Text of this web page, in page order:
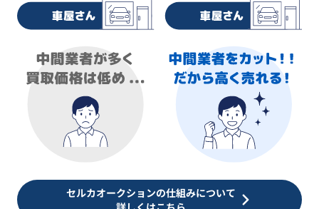
セルカオークションの仕組みについて